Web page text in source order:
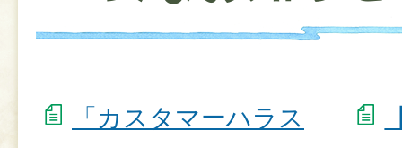
「カスタマーハラス